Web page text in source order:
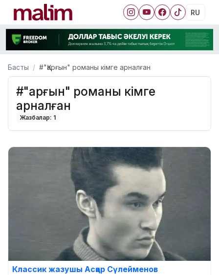
RU
Басты #"Қарғын" романы кімге арналған
#"Қарғын" романы кімге
арналған
Жазбалар: 1
Классик жазушы Асқар Сүлейменов